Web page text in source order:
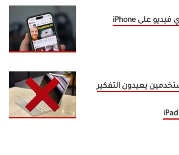
طريقة حفظ الصوت من أي فيديو على iPhone
يعيدون التفكير